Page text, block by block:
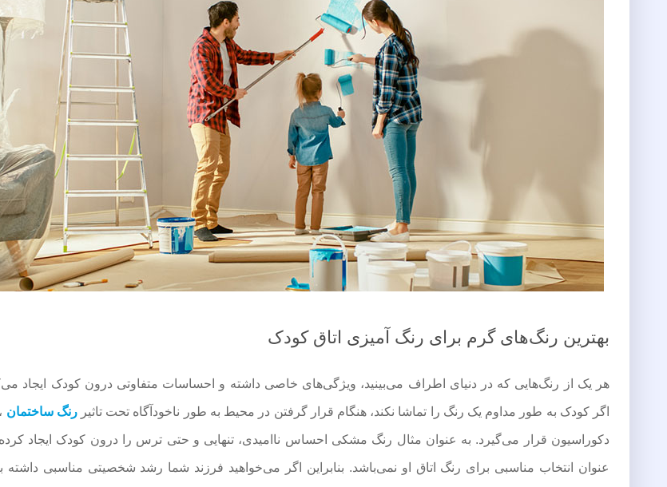
بهترین رنگ‌های گرم برای رنگ آمیزی اتاق کودک
هر یک از رنگ‌هایی که در دنیای اطراف می‌بینید، ویژگی‌های خاصی داشته و احساسات متفاوتی درون کودک ایجاد
اگر کودک به طور مداوم یک رنگ را تماشا نکند، هنگام قرار گرفتن در محیط به طور ناخودآگاه تحت تاثیررنگ ساختمان
دکوراسیون قرار می‌گیرد. به عنوان مثال رنگ مشکی احساس ناامیدی، تنهایی و حتی ترس را درون کودک ایجاد
عنوان انتخاب مناسبی برای رنگ اتاق او نمی‌باشد. بنابراین اگر می‌خواهید فرزند شما رشد شخصیتی مناسبی داشته